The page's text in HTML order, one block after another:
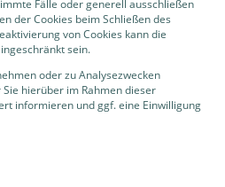
Fälle oder generell ausschließen
der Cookies beim Schließen des
von Cookies kann die
sein.
oder zu Analysezwecken
hierüber im Rahmen dieser
informieren und ggf. eine Einwilligung